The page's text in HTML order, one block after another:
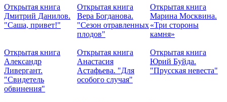
Открытая книга
Дмитрий Данилов.
"Саша, привет!"
Открытая книга
Вера Богданова.
"Сезон отравленных
плодов"
Открытая книга
Марина Москвина.
«Три стороны
камня»
Открытая книга
Александр
Ливергант.
"Свидетель
обвинения"
Открытая книга
Анастасия
Астафьева. "Для
особого случая"
Открытая книга
Юрий Буйда.
"Прусская невеста"